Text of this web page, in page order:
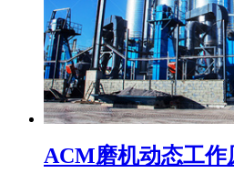
ACM磨机动态工作